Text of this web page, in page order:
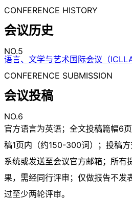
CONFERENCE HISTORY
会议历史
NO.5
语言、文学与艺术国际会议（ICLLA
CONFERENCE SUBMISSION
会议投稿
NO.6
官方语言为英语；全文投稿篇幅6
稿1页内（约150-300词）；投稿
系统或发送至会议官方邮箱；所有
果，需经同行评审；仅做报告不发
过至少两轮评审。